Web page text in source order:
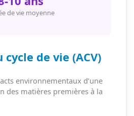
de vie moyenne
cycle de vie (ACV)
environnementaux d’une
des matières premières à la